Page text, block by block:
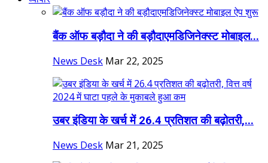
बैंक ऑफ बड़ौदा ने की बड़ौदाएमडिजिनेक्स्ट मोबाइल...
News Desk Mar 22, 2025
उबर इंडिया के खर्च में 26.4 प्रतिशत की बढ़ोतरी,...
News Desk Mar 21, 2025